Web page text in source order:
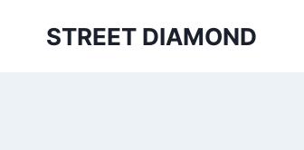
STREET DIAMOND